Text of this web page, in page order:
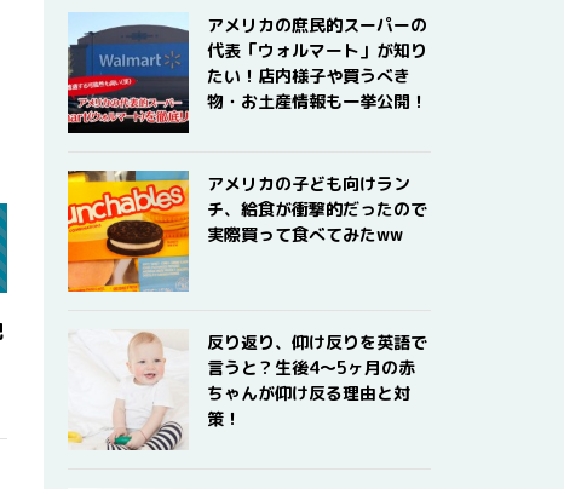
アメリカの庶民的スーパーの
代表「ウォルマート」が知り
たい！店内様子や買うべき
物・お土産情報も一挙公開！
アメリカの子ども向けラン
チ、給食が衝撃的だったので
実際買って食べてみたww
反り返り、仰け反りを英語で
言うと？生後4〜5ヶ月の赤
ちゃんが仰け反る理由と対
策！